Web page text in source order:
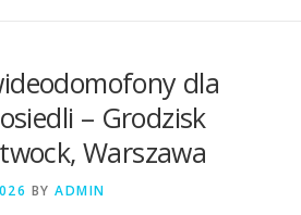
Z KAMERĄ BLOG
dla
– Grodzisk
Warszawa
BY ADMIN